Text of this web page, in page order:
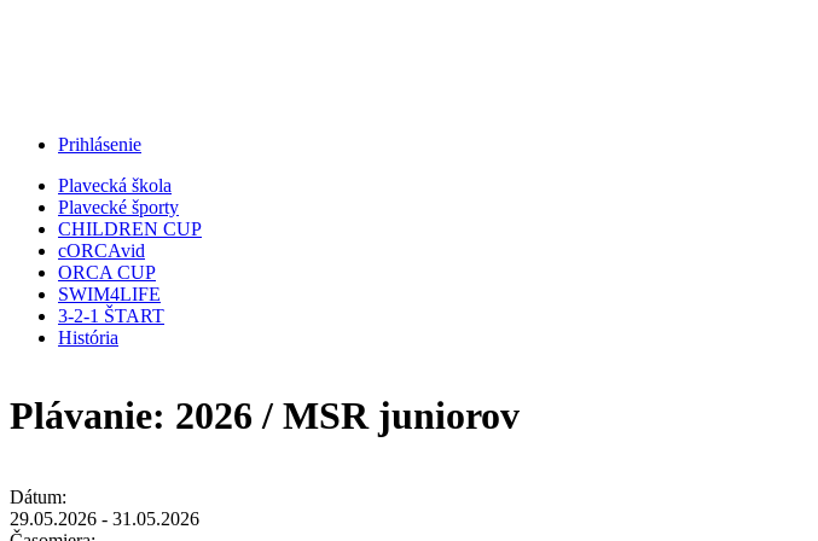
Prihlásenie
Plavecká škola
Plavecké športy
CHILDREN CUP
cORCAvid
ORCA CUP
SWIM4LIFE
3-2-1 ŠTART
História
Plávanie: 2026 / MSR juniorov
Dátum:
29.05.2026 - 31.05.2026